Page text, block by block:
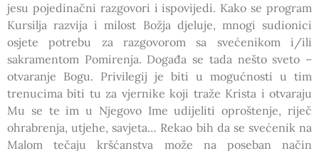
jesu pojedinačni razgovori i ispovijedi. Kako se program
Kursilja razvija i milost Božja djeluje, mnogi sudionici
osjete potrebu za razgovorom sa svećenikom i/ili
sakramentom Pomirenja. Događa se tada nešto sveto –
otvaranje Bogu. Privilegij je biti u mogućnosti u tim
trenucima biti tu za vjernike koji traže Krista i otvaraju
Mu se te im u Njegovo Ime udijeliti oproštenje, riječ
ohrabrenja, utjehe, savjeta… Rekao bih da se svećenik na
Malom tečaju kršćanstva može na poseban način